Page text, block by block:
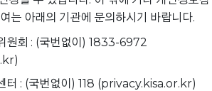
는 아래의 기관에 문의하시기 바랍니다.
원회 : (국번없이) 1833-6972
터 : (국번없이) 118 (privacy.kisa.or.kr)